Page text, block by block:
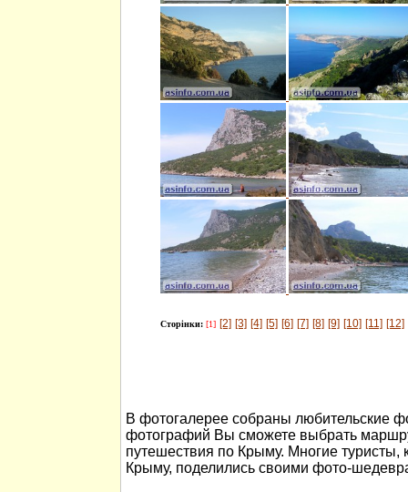
Сторінки: [1] [2] [3] [4] [5] [6] [7] [8] [9] [10] [11] [12]
В фотогалерее собраны любительские
фотографий Вы сможете выбрать
путешествия по Крыму. Многие туристы,
Крыму, поделились своими фото-